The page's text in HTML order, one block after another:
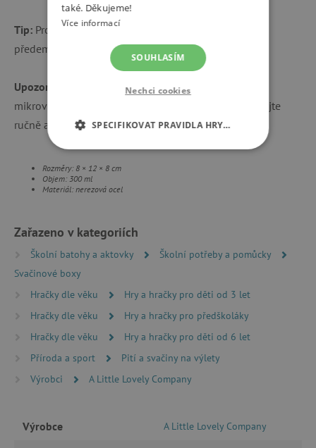
Tip: Pro delší udržení teploty doporučujeme nádobu
předem vypláchnout horkou vodou.
Upozornění:
Nádoba není vhodná do myčky nádobí,
mikrovlnné trouby ani trouby. Po každém použití umyjte
ručně a důkladně osušte.
Rozměry: 8 × 12 × 8 cm
Objem: 300 ml
Materiál: nerezová ocel
Zařazeno v kategoriích
Školní batohy a aktovky
Školní potřeby a pomůcky
Svačinové boxy
Hračky dle věku
Hry a hračky pro děti od 3 let
Hračky dle věku
Hry a hračky pro předškoláky
Hračky dle věku
Hry a hračky pro děti od 6 let
Příroda a sport
Pití a svačiny na výlety
Výrobci
A Little Lovely Company
Výrobce A Little Lovely Company
také. Děkujeme!
Více informací
SOUHLASÍM
Nechci cookies
SPECIFIKOVAT PRAVIDLA HRY…
NEZBYTNĚ NUTNÉ COOKIES
ANALYTICKÉ COOKIES
FUNKČNÍ SOUBORY
Nezbytně nutné cookies
Analytické cookies
Marketingové cookies
Funkční soubory
Nezbytně nutné soubory cookie umožňují